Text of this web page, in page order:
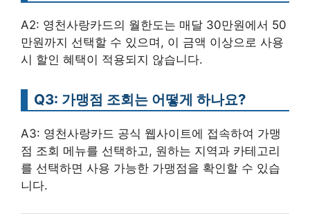
A2: 영천사랑카드의 월한도는 매달 30만원에서 50
만원까지 선택할 수 있으며, 이 금액 이상으로 사용
시 할인 혜택이 적용되지 않습니다.
Q3: 가맹점 조회는 어떻게 하나요?
A3: 영천사랑카드 공식 웹사이트에 접속하여 가맹
점 조회 메뉴를 선택하고, 원하는 지역과 카테고리
를 선택하면 사용 가능한 가맹점을 확인할 수 있습
니다.